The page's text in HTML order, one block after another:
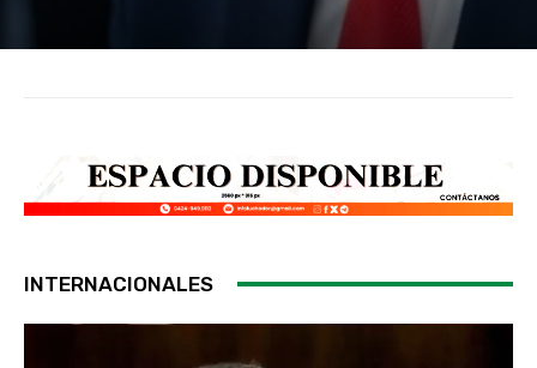
INTERNACIONALES